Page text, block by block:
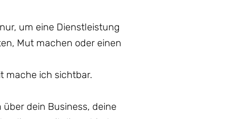
um eine Dienstleistung
Mut machen oder einen
mache ich sichtbar.
dein Business, deine